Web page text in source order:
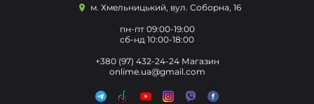
м. Хмельницький, вул. Соборна, 16
пн-пт 09:00-19:00
сб-нд 10:00-18:00
+380 (97) 432-24-24 Магазин
onlime.ua@gmail.com